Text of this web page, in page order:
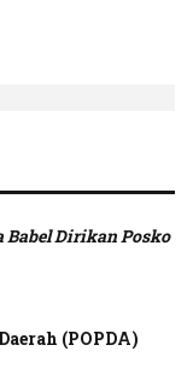
Babel Dirikan Posko
(POPDA)